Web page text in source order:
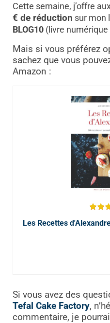
Cette semaine, j’offre
€ de réduction sur mon
BLOG10 (livre
Mais si vous préférez
sachez que vous
Amazon :
Les Recettes
Si vous avez des
Tefal Cake Factory,
commentaire, je